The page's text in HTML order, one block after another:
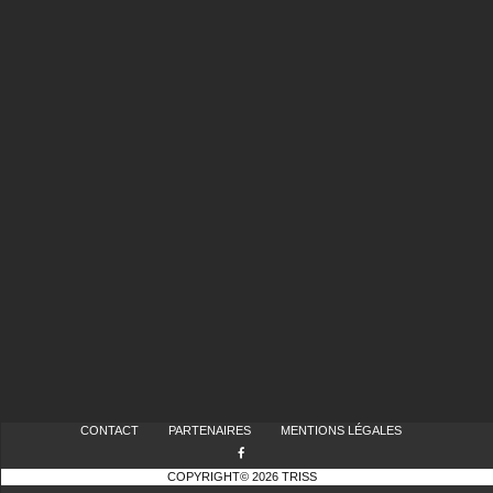
CONTACT PARTENAIRES MENTIONS LÉGALES
COPYRIGHT© 2026 TRISS